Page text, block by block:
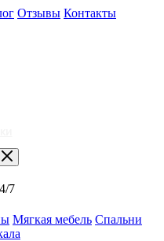
Отзывы Контакты
7
Мягкая мебель Спальни